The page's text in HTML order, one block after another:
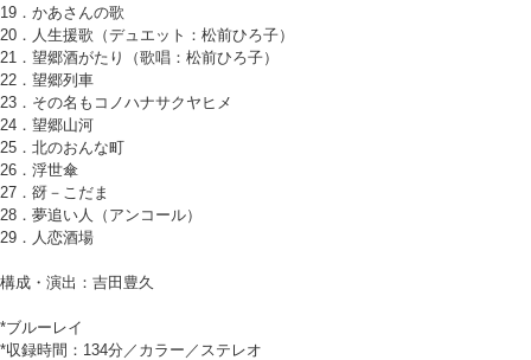
19．かあさんの歌
20．人生援歌（デュエット：松前ひろ子）
21．望郷酒がたり（歌唱：松前ひろ子）
22．望郷列車
23．その名もコノハナサクヤヒメ
24．望郷山河
25．北のおんな町
26．浮世傘
27．谺－こだま
28．夢追い人（アンコール）
29．人恋酒場
構成・演出：吉田豊久
*ブルーレイ
*収録時間：134分／カラー／ステレオ